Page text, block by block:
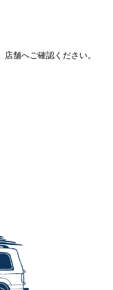
舗へご確認ください。